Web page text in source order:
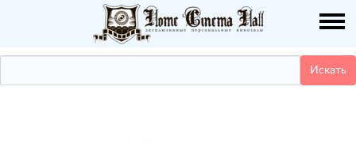
О НАС